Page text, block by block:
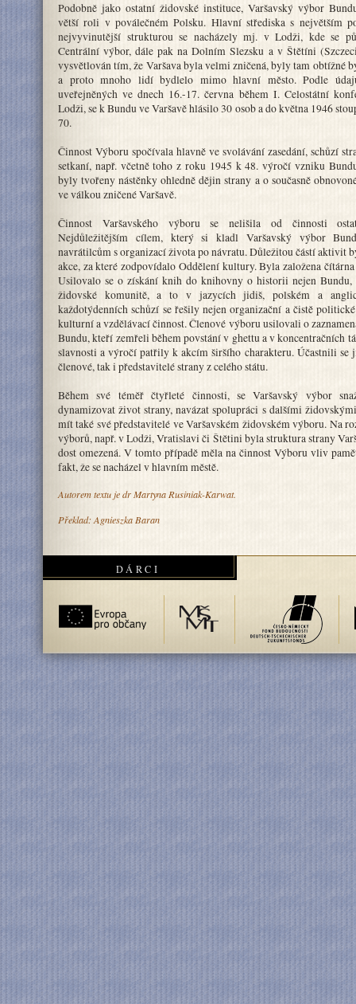
Podobně jako ostatní židovské instituce, Varšavský výbor
větší roli v poválečném Polsku. Hlavní střediska s největším
nejvyvinutější strukturou se nacházely mj. v Lodži, kde se
Centrální výbor, dále pak na Dolním Slezsku a v Štětíni
vysvětlován tím, že Varšava byla velmi zničená, byly tam obtížné
a proto mnoho lidí bydlelo mimo hlavní město. Podle
uveřejněných ve dnech 16.-17. června během I. Celostátní
Lodži, se k Bundu ve Varšavě hlásilo 30 osob a do května 1946
70.
Činnost Výboru spočívala hlavně ve svolávání zasedání, schůzí
setkaní, např. včetně toho z roku 1945 k 48. výročí vzniku
byly tvořeny nástěnky ohledně dějin strany a o současně
ve válkou zničené Varšavě.
Činnost Varšavského výboru se nelišila od činnosti
Nejdůležitějším cílem, který si kladl Varšavský výbor
navrátilcům s organizací života po návratu. Důležitou částí aktivit
akce, za které zodpovídalo Oddělení kultury. Byla založena
Usilovalo se o získání knih do knihovny o historii nejen Bundu,
židovské komunitě, a to v jazycích jidiš, polském a
každotýdenních schůzí se řešily nejen organizační a čistě
kulturní a vzdělávací činnost. Členové výboru usilovali o
Bundu, kteří zemřeli během povstání v ghettu a v koncentračních
slavnosti a výročí patřily k akcím širšího charakteru. Účastnili se
členové, tak i představitelé strany z celého státu.
Během své téměř čtyřleté činnosti, se Varšavský výbor
dynamizovat život strany, navázat spolupráci s dalšími
mít také své představitelé ve Varšavském židovském výboru. Na
výborů, např. v Lodži, Vratislavi či Štětini byla struktura strany
dost omezená. V tomto případě měla na činnost Výboru vliv
fakt, že se nacházel v hlavním městě.
Autorem textu je dr Martyna Rusiniak-Karwat.
Překlad: Agnieszka Baran
DÁRCI